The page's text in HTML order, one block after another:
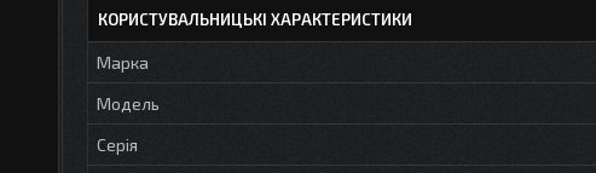
КОРИСТУВАЛЬНИЦЬКІ ХАРАКТЕРИСТИКИ
Марка
Модель
Серія